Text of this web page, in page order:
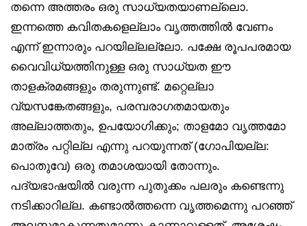
തന്നെ അത്തരം ഒരു സാധ്യതയാണല്ലൊ.
ഇന്നത്തെ കവിതകളെല്ലാം വൃത്തത്തിൽ വേണം
എന്ന് ഇന്നാരും പറയില്ലല്ലോ. പക്ഷേ രൂപപരമായ
വൈവിധ്യത്തിനുള്ള ഒരു സാധ്യത ഈ
താളക്രമങ്ങളും തരുന്നുണ്ട്. മറ്റെല്ലാ
വ്യസങ്കേതങ്ങളും, പരമ്പരാഗതമായതും
അല്ലാത്തതും, ഉപയോഗിക്കും; താളമോ വൃത്തമോ
മാത്രം പറ്റില്ല എന്നു പറയുന്നത് (ഗോപിയല്ല:
പൊതുവേ) ഒരു തമാശയായി തോന്നും.
പദ്യഭാഷയിൽ വരുന്ന പുതുക്കം പലരും കണ്ടെന്നു
നടിക്കാറില്ല. കണ്ടാൽത്തന്നെ വൃത്തമെന്നു പറഞ്ഞ്